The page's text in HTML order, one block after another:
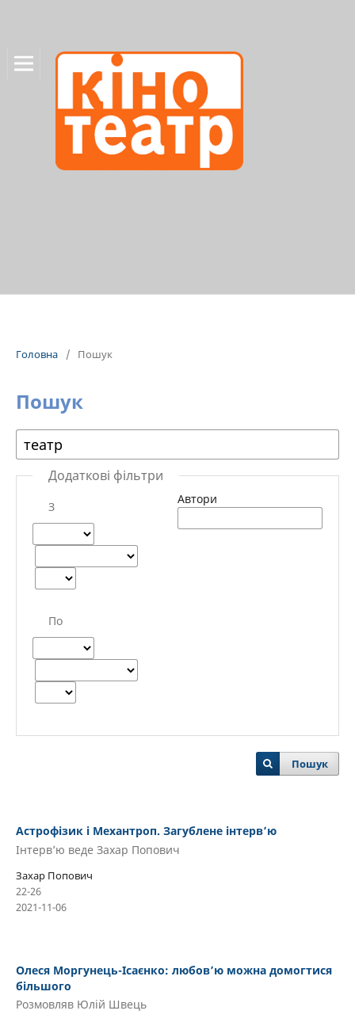
Головна / Пошук
Пошук
Додаткові фільтри
З
По
Автори
Пошук
Астрофізик і Механтроп. Загублене інтерв’ю
Інтерв’ю веде Захар Попович
Захар Попович
22-26
2021-11-06
Олеся Моргунець-Ісаєнко: любов’ю можна домогтися
більшого
Розмовляв Юлій Швець